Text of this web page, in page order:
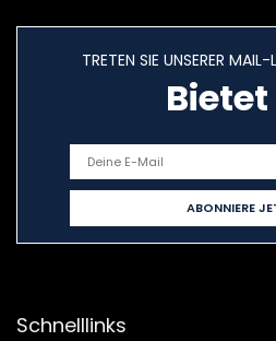
TRETEN SIE UNSERER MAIL-
Schnelllinks